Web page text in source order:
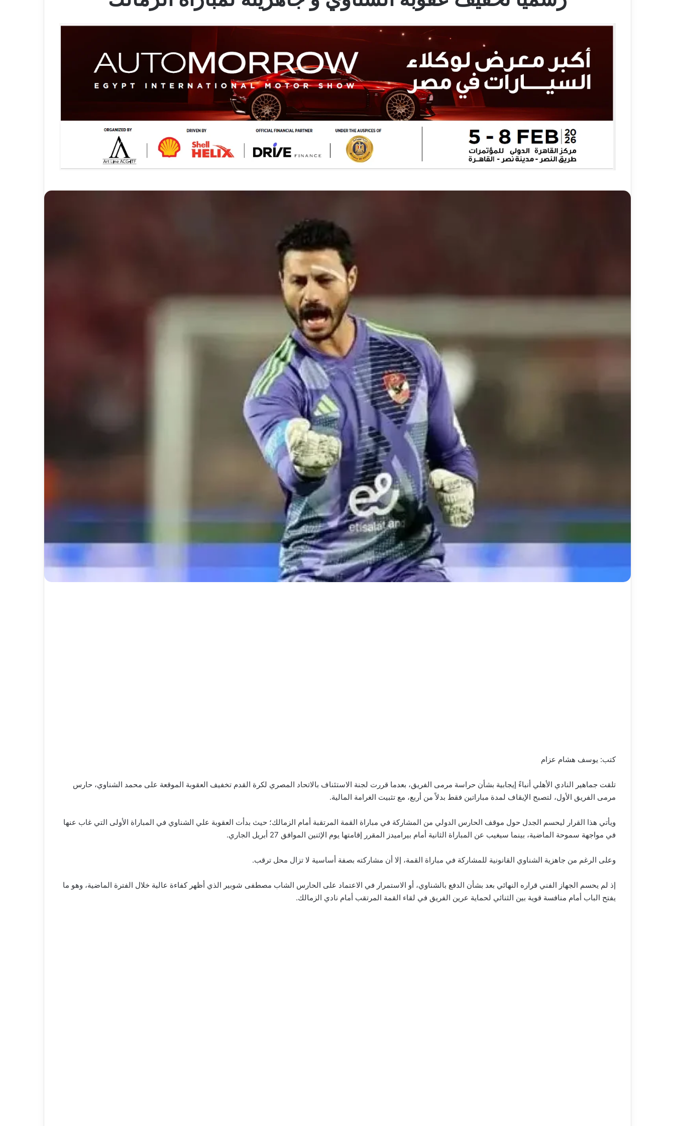
كتب: يوسف هشام عزام
تلقت جماهير النادي الأهلي أنباءً إيجابية بشأن حراسة مرمى الفريق، بعدما قررت لجنة الاستئناف بالاتحاد المصري لكرة القدم تخفيف العقوبة الموقعة على محمد الشناوي، حارس
مرمى الفريق الأول، لتصبح الإيقاف لمدة مباراتين فقط بدلاً من أربع، مع تثبيت الغرامة المالية.
ويأتي هذا القرار ليحسم الجدل حول موقف الحارس الدولي من المشاركة في مباراة القمة المرتقبة أمام الزمالك؛ حيث بدأت العقوبة علي الشناوي في المباراة الأولى التي غاب عنها
في مواجهة سموحة الماضية، بينما سيغيب عن المباراة الثانية أمام بيراميدز المقرر إقامتها يوم الإثنين الموافق 27 أبريل الجاري.
وعلى الرغم من جاهزية الشناوي القانونية للمشاركة في مباراة القمة، إلا أن مشاركته بصفة أساسية لا تزال محل ترقب.
إذ لم يحسم الجهاز الفني قراره النهائي بعد بشأن الدفع بالشناوي، أو الاستمرار في الاعتماد على الحارس الشاب مصطفى شوبير الذي أظهر كفاءة عالية خلال الفترة الماضية، وهو ما
يفتح الباب أمام منافسة قوية بين الثنائي لحماية عرين الفريق في لقاء القمة المرتقب أمام نادي الزمالك.